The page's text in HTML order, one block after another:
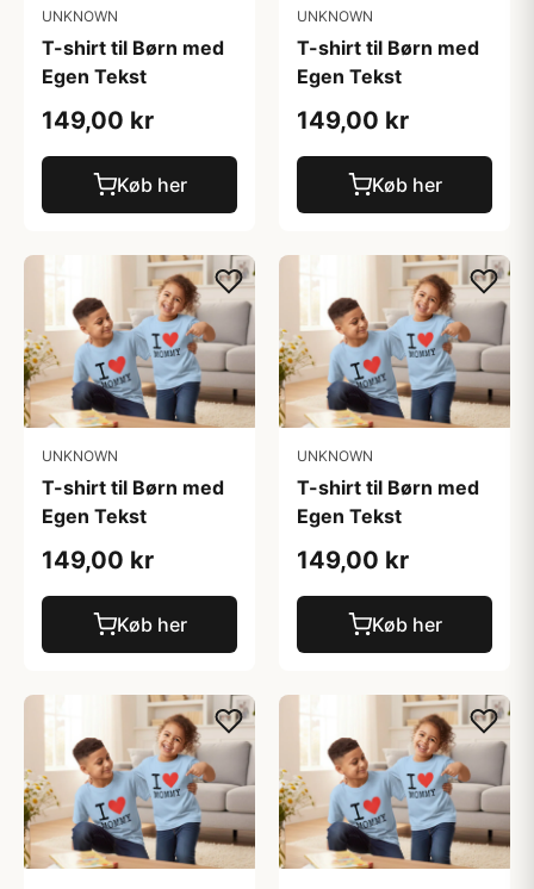
UNKNOWN
T-shirt til Børn med
Egen Tekst
149,00 kr
Køb her
UNKNOWN
T-shirt til Børn med
Egen Tekst
149,00 kr
Køb her
UNKNOWN
T-shirt til Børn med
Egen Tekst
149,00 kr
Køb her
UNKNOWN
T-shirt til Børn med
Egen Tekst
149,00 kr
Køb her